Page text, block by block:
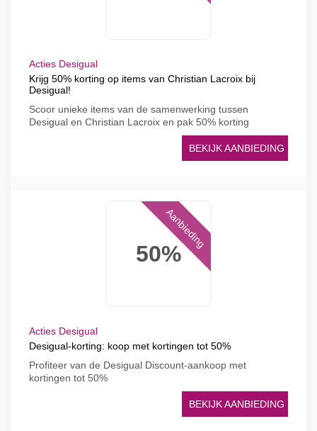
Acties Desigual
Krijg 50% korting op items van Christian Lacroix bij
Desigual!
Scoor unieke items van de samenwerking tussen
Desigual en Christian Lacroix en pak 50% korting
BEKIJK AANBIEDING
50%
Aanbieding
Acties Desigual
Desigual-korting: koop met kortingen tot 50%
Profiteer van de Desigual Discount-aankoop met
kortingen tot 50%
BEKIJK AANBIEDING